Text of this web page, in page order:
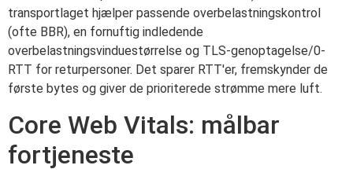
transportlaget hjælper passende overbelastningskontrol
(ofte BBR), en fornuftig indledende
overbelastningsvinduestørrelse og TLS-genoptagelse/0-
RTT for returpersoner. Det sparer RTT'er, fremskynder de
første bytes og giver de prioriterede strømme mere luft.
Core Web Vitals: målbar
fortjeneste